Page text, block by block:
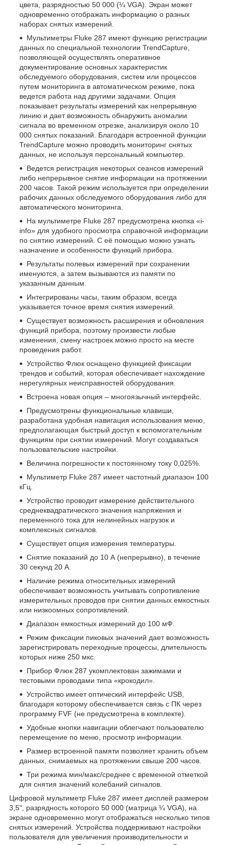
цвета, разрядностью 50 000 (¼ VGA). Экран может
одновременно отображать информацию о разных
наборах снятых измерений.
Мультиметры Fluke 287 имеют функцию регистрации
данных по специальной технологии TrendCapture,
позволяющей осуществлять оперативное
документирование основных характеристик
обследуемого оборудования, систем или процессов
путем мониторинга в автоматическом режиме, пока
ведется работа над другими задачами. Опция
показывает результаты измерений как непрерывную
линию и дает возможность обнаружить аномалии
сигнала во временном отрезке, анализируя около 10
000 снятых показаний. Благодаря встроенной функции
TrendCapture можно проводить мониторинг снятых
данных, не используя персональный компьютер.
Ведется регистрация некоторых сеансов измерений
либо непрерывное снятие информации на протяжении
200 часов. Такой режим используется при определении
рабочих данных обследуемого оборудования либо для
автоматического мониторинга.
На мультиметре Fluke 287 предусмотрена кнопка «i-
info» для удобного просмотра справочной информации
по снятию измерений. С её помощью можно узнать
назначение и особенности функций прибора.
Результаты полевых измерений при сохранении
именуются, а затем вызываются из памяти по
указанным данным.
Интегрированы часы, таким образом, всегда
указывается точное время снятия измерений.
Существует возможность расширения и обновления
функций прибора, поэтому произвести любые
изменения, смену настроек можно просто на месте
проведения работ.
Устройство Флюк оснащено функцией фиксации
трендов и событий, которая обеспечивает нахождение
нерегулярных неисправностей оборудования.
Встроена новая опция – многоязычный интерфейс.
Предусмотрены функциональные клавиши,
разработана удобная навигация использования меню,
предполагающая быстрый доступ к вспомогательным
функциям при снятии измерений. Могут создаваться
пользовательские настройки.
Величина погрешности к постоянному току 0,025%.
Мультиметр Fluke 287 имеет частотный диапазон 100
кГц.
Устройство проводит измерение действительного
среднеквадратического значения напряжения и
переменного тока для нелинейных нагрузок и
комплексных сигналов.
Существует опция измерения температуры.
Снятие показаний до 10 А (непрерывно), в течение
30 секунд 20 А.
Наличие режима относительных измерений
обеспечивает возможность учитывать сопротивление
измерительных проводов при снятии данных емкостных
или низкоомных сопротивлений.
Диапазон емкостных измерений до 100 мФ.
Режим фиксации пиковых значений дает возможность
зарегистрировать переходные процессы, длительность
которых ниже 250 мкс.
Прибор Флюк 287 укомплектован зажимами и
тестовыми проводами типа «крокодил».
Устройство имеет оптический интерфейс USB,
благодаря которому обеспечивается связь с ПК через
программу FVF (не предусмотрена в комплекте).
Удобные кнопки навигации облегчают пользователю
перемещение по меню, просмотр информации.
Размер встроенной памяти позволяет хранить объем
данных, снимаемых на протяжении свыше 200 часов.
Три режима мин/макс/среднее с временной отметкой
для снятия значений колебаний сигналов.
Цифровой мультиметр Fluke 287 имеет дисплей размером
3,5", разрядность которого 50 000 (матрица ¼ VGA), на
экране одновременно могут отображаться несколько типов
снятых измерений. Устройства поддерживают настройки
пользователя для увеличения производительности и